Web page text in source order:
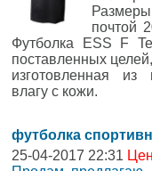
почтой
Футболка ESS F
поставленных
изготовленная из
влагу с кожи.
футболка
25-04-2017 22:31